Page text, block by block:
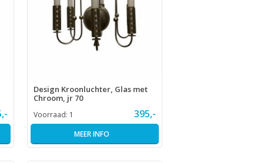
Design Kroonluchter, Glas met
Chroom, jr 70
Voorraad: 1 395,-
MEER INFO